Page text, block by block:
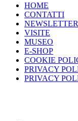
HOME
CONTATTI
NEWSLETTER
VISITE
MUSEO
E-SHOP
COOKIE
PRIVACY
PRIVACY